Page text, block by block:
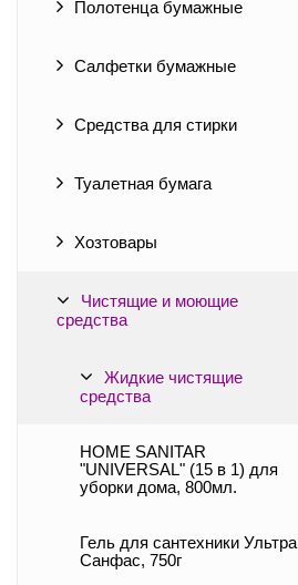
Полотенца бумажные
Салфетки бумажные
Средства для стирки
Туалетная бумага
Хозтовары
Чистящие и моющие
средства
Жидкие чистящие
средства
HOME SANITAR
"UNIVERSAL" (15 в 1) для
уборки дома, 800мл.
Гель для сантехники Ультра
Санфас, 750г